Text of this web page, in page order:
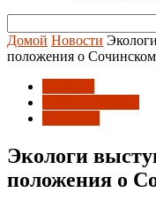
Домой Новости
положения о
Экологи
положения о